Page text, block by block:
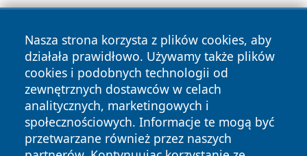
Nasza strona korzysta z plików cookies, aby
działała prawidłowo. Używamy także plików
cookies i podobnych technologii od
zewnętrznych dostawców w celach
analitycznych, marketingowych i
społecznościowych. Informacje te mogą być
przetwarzane również przez naszych
Copyright © 2026 przemyslonline.pl Wszystkie prawa
zastrzeżone.